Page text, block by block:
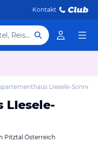
Kontakt
Hotel, Reiseziel
LIesele-Sonne
LIesele-
Pitztal Österreich